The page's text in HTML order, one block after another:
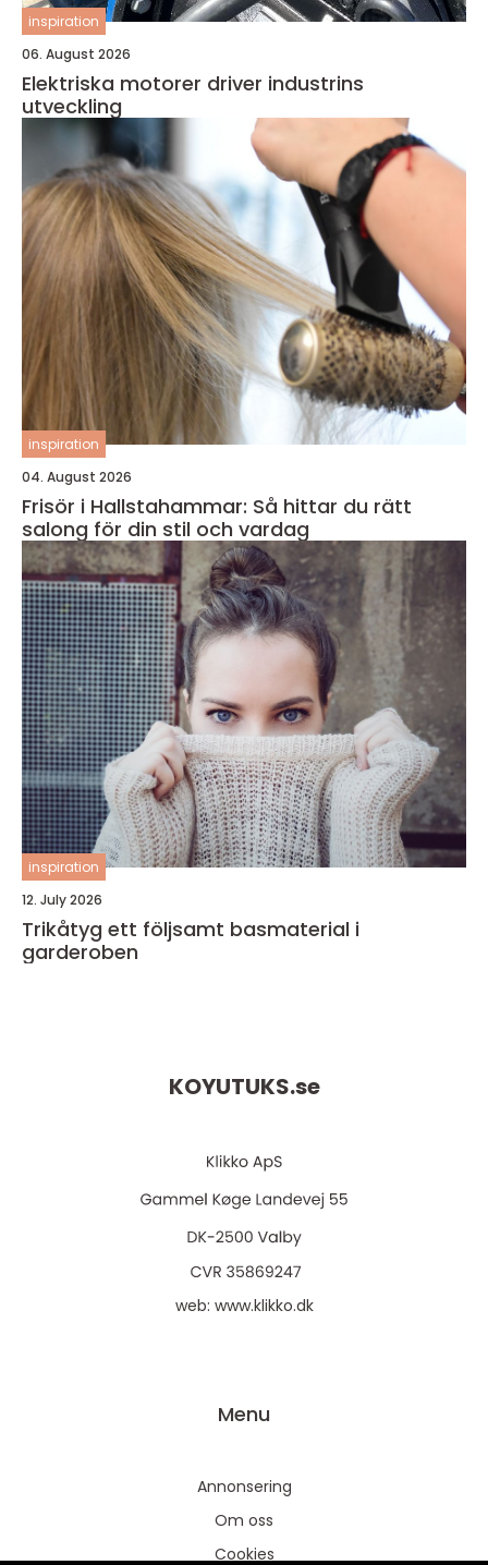
inspiration
06. August 2026
Elektriska motorer driver industrins
utveckling
inspiration
04. August 2026
Frisör i Hallstahammar: Så hittar du rätt
salong för din stil och vardag
inspiration
12. July 2026
Trikåtyg ett följsamt basmaterial i
garderoben
KOYUTUKS.se
web: www.klikko.dk
Menu
Annonsering
Om oss
Cookies